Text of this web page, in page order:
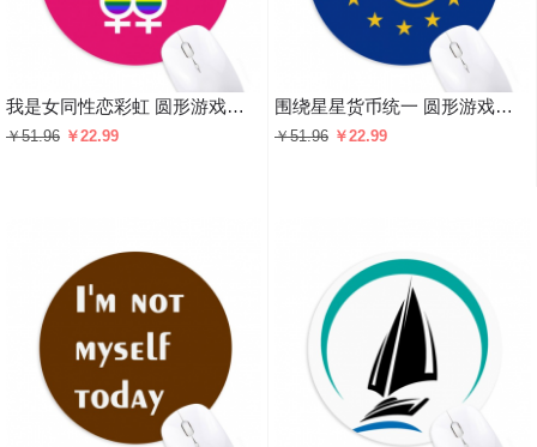
我是女同性恋彩虹 圆形游戏办公防滑橡胶鼠标垫礼物
￥51.96 ￥22.99
围绕星星货币统一 圆形游戏办公防滑橡胶鼠标垫礼物
￥51.96 ￥22.99